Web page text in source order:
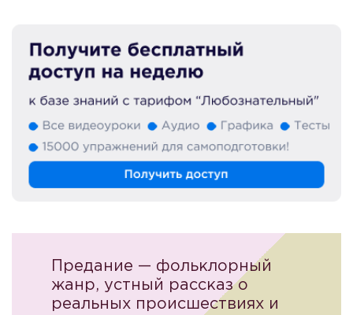
Предание — фольклорный
жанр, устный рассказ о
реальных происшествиях и